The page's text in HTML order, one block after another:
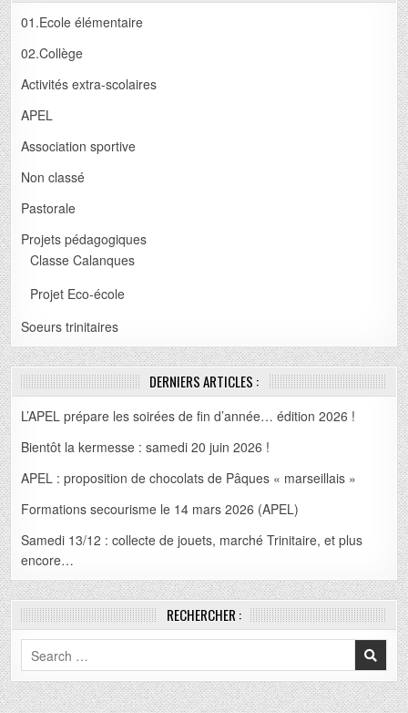
01.Ecole élémentaire
02.Collège
Activités extra-scolaires
APEL
Association sportive
Non classé
Pastorale
Projets pédagogiques
Classe Calanques
Projet Eco-école
Soeurs trinitaires
DERNIERS ARTICLES :
L’APEL prépare les soirées de fin d’année… édition 2026 !
Bientôt la kermesse : samedi 20 juin 2026 !
APEL : proposition de chocolats de Pâques « marseillais »
Formations secourisme le 14 mars 2026 (APEL)
Samedi 13/12 : collecte de jouets, marché Trinitaire, et plus
encore…
RECHERCHER :
Search
for: